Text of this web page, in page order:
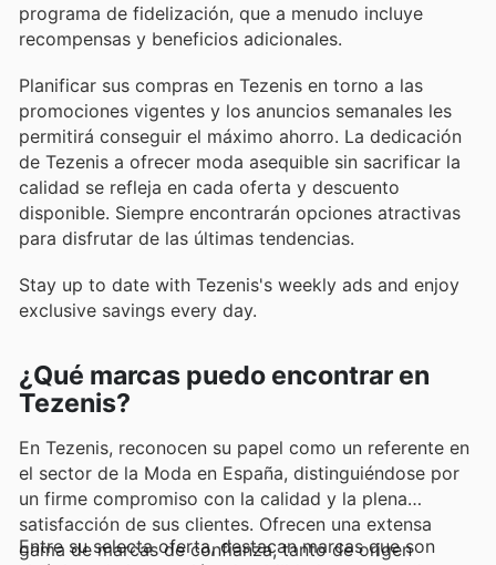
programa de fidelización, que a menudo incluye
recompensas y beneficios adicionales.
Planificar sus compras en Tezenis en torno a las
promociones vigentes y los anuncios semanales les
permitirá conseguir el máximo ahorro. La dedicación
de Tezenis a ofrecer moda asequible sin sacrificar la
calidad se refleja en cada oferta y descuento
disponible. Siempre encontrarán opciones atractivas
para disfrutar de las últimas tendencias.
Stay up to date with Tezenis's weekly ads and enjoy
exclusive savings every day.
¿Qué marcas puedo encontrar en
Tezenis?
En Tezenis, reconocen su papel como un referente en
el sector de la Moda en España, distinguiéndose por
un firme compromiso con la calidad y la plena
satisfacción de sus clientes. Ofrecen una extensa
gama de marcas de confianza, tanto de origen
Entre su selecta oferta, destacan marcas que son